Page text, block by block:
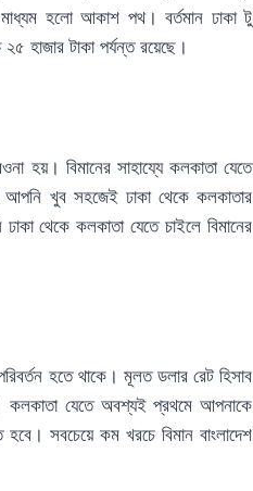
হলো আকাশ পথ। বর্তমান ঢাকা টু
হাজার টাকা পর্যন্ত রয়েছে।
হয়। বিমানের সাহায্যে কলকাতা যেতে
আপনি খুব সহজেই ঢাকা থেকে কলকাতার
থেকে কলকাতা যেতে চাইলে বিমানের
হতে থাকে। মূলত ডলার রেট হিসাব
কলকাতা যেতে অবশ্যই প্রথমে আপনাকে
সবচেয়ে কম খরচে বিমান বাংলাদেশ